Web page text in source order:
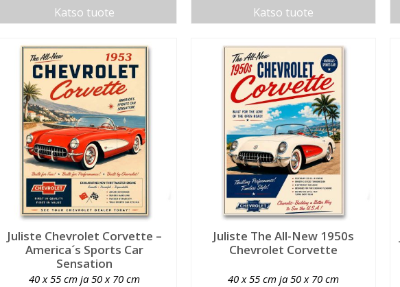
Katso tuote Katso tuote
Juliste Chevrolet Corvette –
America´s Sports Car
Sensation
40 x 55 cm ja 50 x 70 cm
Juliste The All-New 1950s
Chevrolet Corvette
40 x 55 cm ja 50 x 70 cm